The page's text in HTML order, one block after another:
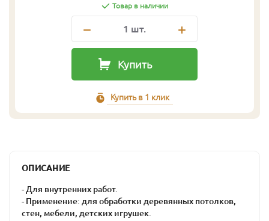
Товар в наличии
1 шт.
Купить
Купить в 1 клик
ОПИСАНИЕ
- Для внутренних работ.
- Применение: для обработки деревянных потолков,
стен, мебели, детских игрушек.